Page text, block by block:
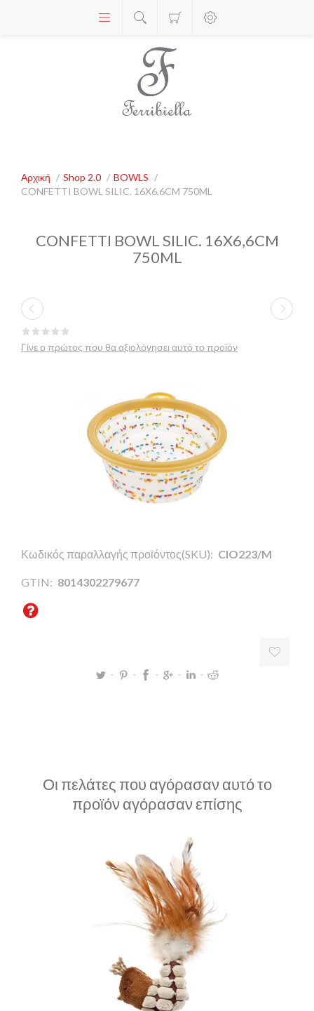
Αρχική / Shop 2.0 / BOWLS /
CONFETTI BOWL SILIC. 16X6,6CM 750ML
CONFETTI BOWL SILIC. 16X6,6CM
750ML
Γίνε ο πρώτος που θα αξιολόγησει αυτό το προϊόν
Κωδικός παραλλαγής προϊόντος(SKU): CIO223/M
GTIN: 8014302279677
Οι πελάτες που αγόρασαν αυτό το
προϊόν αγόρασαν επίσης